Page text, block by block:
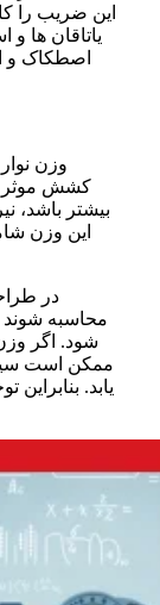
این ضریب را
یاتاقان ها
اصطکاک و
وزن
کشش موثر
بیشتر باشد،
این وزن
در
محاسبه شوند
شود. اگر
ممکن است
یابد.